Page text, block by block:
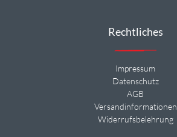
Rechtliches
Impressum
Datenschutz
AGB
Versandinformationen
Widerrufsbelehrung